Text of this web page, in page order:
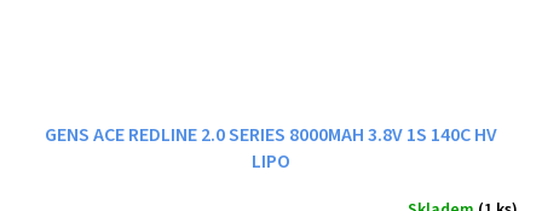
GENS ACE REDLINE 2.0 SERIES 8000MAH 3.8V 1S 140C HV
LIPO